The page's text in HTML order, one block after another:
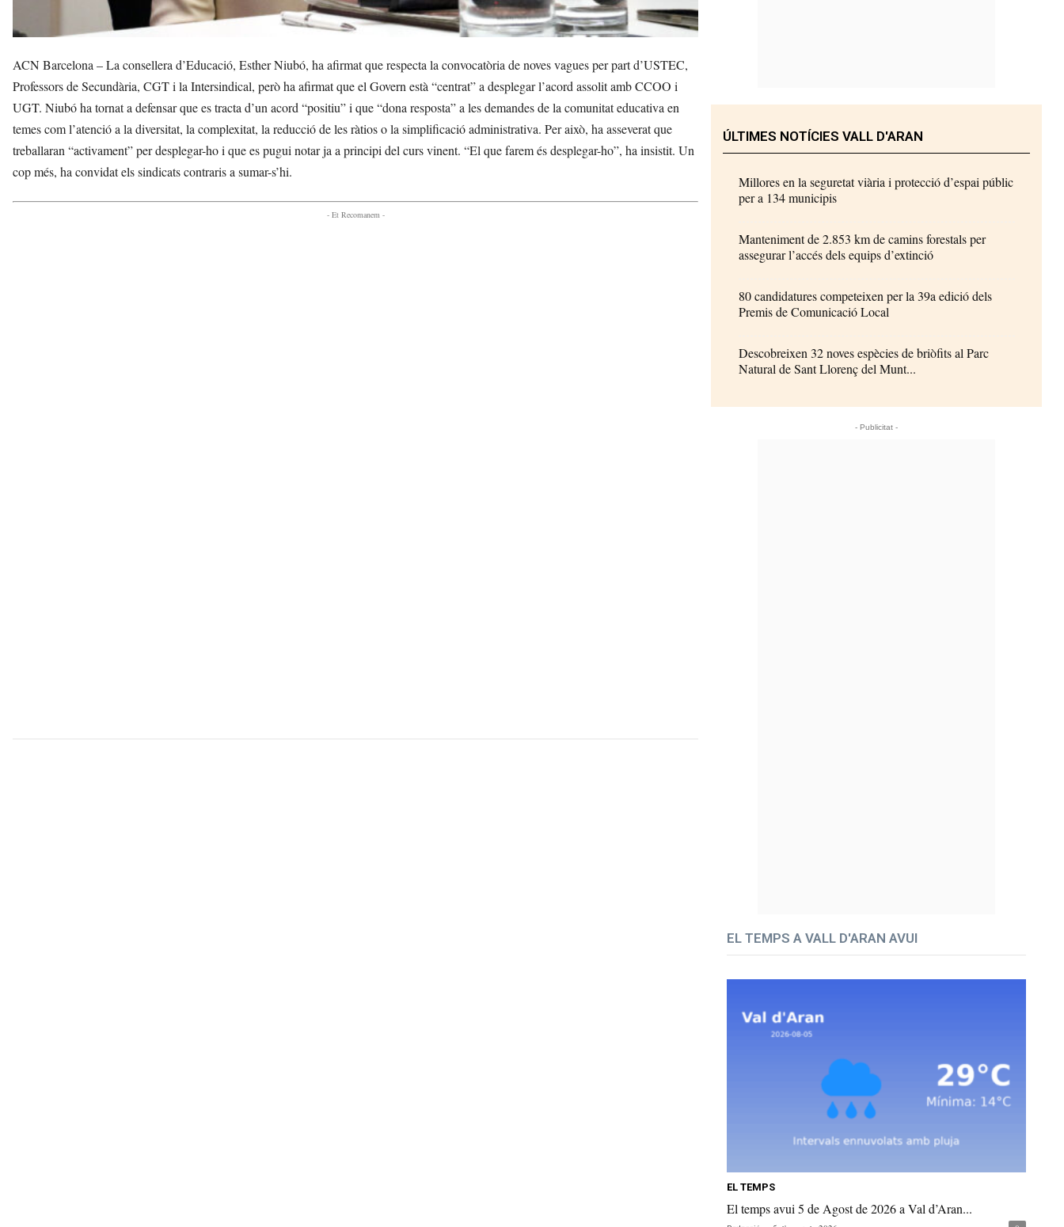
ACN Barcelona – La consellera d’Educació, Esther Niubó, ha afirmat que respecta la convocatòria de noves vagues per part d’USTEC,
Professors de Secundària, CGT i la Intersindical, però ha afirmat que el Govern està “centrat” a desplegar l’acord assolit amb CCOO i
UGT. Niubó ha tornat a defensar que es tracta d’un acord “positiu” i que “dona resposta” a les demandes de la comunitat educativa en
temes com l’atenció a la diversitat, la complexitat, la reducció de les ràtios o la simplificació administrativa. Per això, ha asseverat que
treballaran “activament” per desplegar-ho i que es pugui notar ja a principi del curs vinent. “El que farem és desplegar-ho”, ha insistit. Un
cop més, ha convidat els sindicats contraris a sumar-s’hi.
- Et Recomanem -
ÚLTIMES NOTÍCIES VALL D'ARAN
Millores en la seguretat viària i protecció d’espai públic
per a 134 municipis
Manteniment de 2.853 km de camins forestals per
assegurar l’accés dels equips d’extinció
80 candidatures competeixen per la 39a edició dels
Premis de Comunicació Local
Descobreixen 32 noves espècies de briòfits al Parc
Natural de Sant Llorenç del Munt...
- Publicitat -
EL TEMPS A VALL D'ARAN AVUI
EL TEMPS
El temps avui 5 de Agost de 2026 a Val d’Aran...